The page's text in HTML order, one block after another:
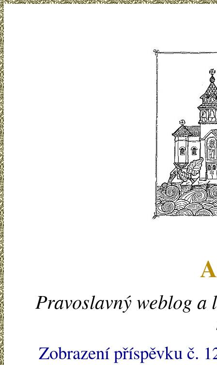
Pravoslavný weblog a
Zobrazení příspěvku č.